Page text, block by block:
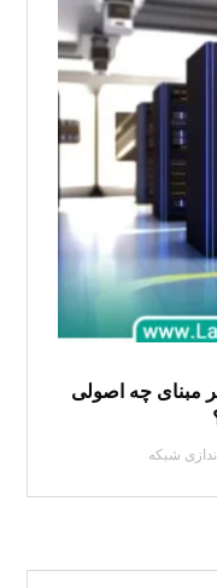
مبنای چه اصولی
شبکه